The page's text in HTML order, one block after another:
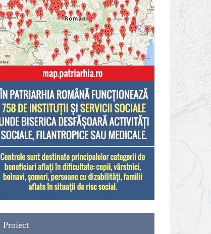
Proiect